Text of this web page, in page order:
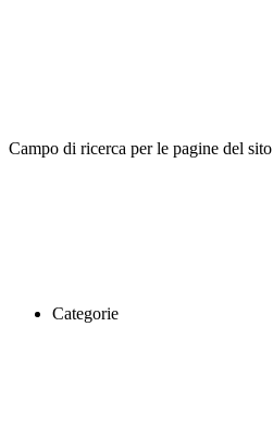
Campo di ricerca per le pagine del sito
Categorie